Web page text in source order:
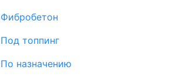
Фибробетон
Под топпинг
По назначению